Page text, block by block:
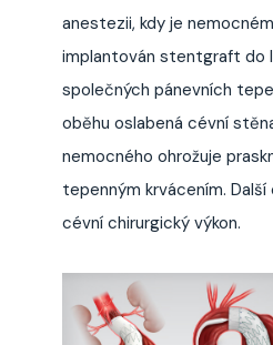
anestezii, kdy je
implantován stentgraft do
společných pánevních
oběhu oslabená cévní
nemocného ohrožuje
tepenným krvácením.
cévní chirurgický výkon.